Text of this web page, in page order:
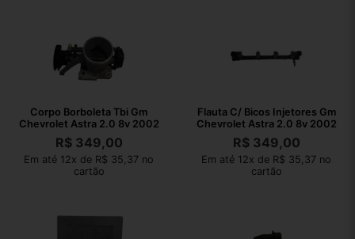
Corpo Borboleta Tbi Gm
Chevrolet Astra 2.0 8v 2002
R$349,00
Em até 12x de R$ 35,37 no
cartão
Flauta C/ Bicos Injetores Gm
Chevrolet Astra 2.0 8v 2002
R$349,00
Em até 12x de R$ 35,37 no
cartão